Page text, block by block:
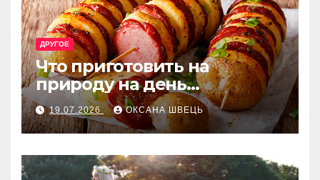
ДРУГОЕ
Что приготовить на
природу на день
рождения: лучшие идеи
меню
19.07.2026 ОКСАНА ШВЕЦЬ